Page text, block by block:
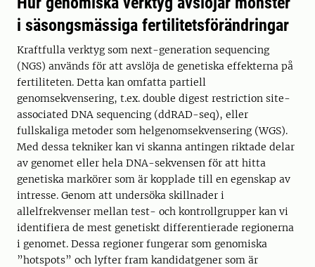
i säsongsmässiga fertilitetsförändringar
Kraftfulla verktyg som next-generation sequencing
(NGS) används för att avslöja de genetiska effekterna på
fertiliteten. Detta kan omfatta partiell
genomsekvensering, t.ex. double digest restriction site-
associated DNA sequencing (ddRAD-seq), eller
fullskaliga metoder som helgenomsekvensering (WGS).
Med dessa tekniker kan vi skanna antingen riktade delar
av genomet eller hela DNA-sekvensen för att hitta
genetiska markörer som är kopplade till en egenskap av
intresse. Genom att undersöka skillnader i
allelfrekvenser mellan test- och kontrollgrupper kan vi
identifiera de mest genetiskt differentierade regionerna
i genomet. Dessa regioner fungerar som genomiska
”hotspots” och lyfter fram kandidatgener som är